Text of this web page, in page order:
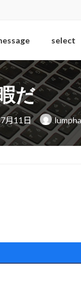
select
だ
月11日